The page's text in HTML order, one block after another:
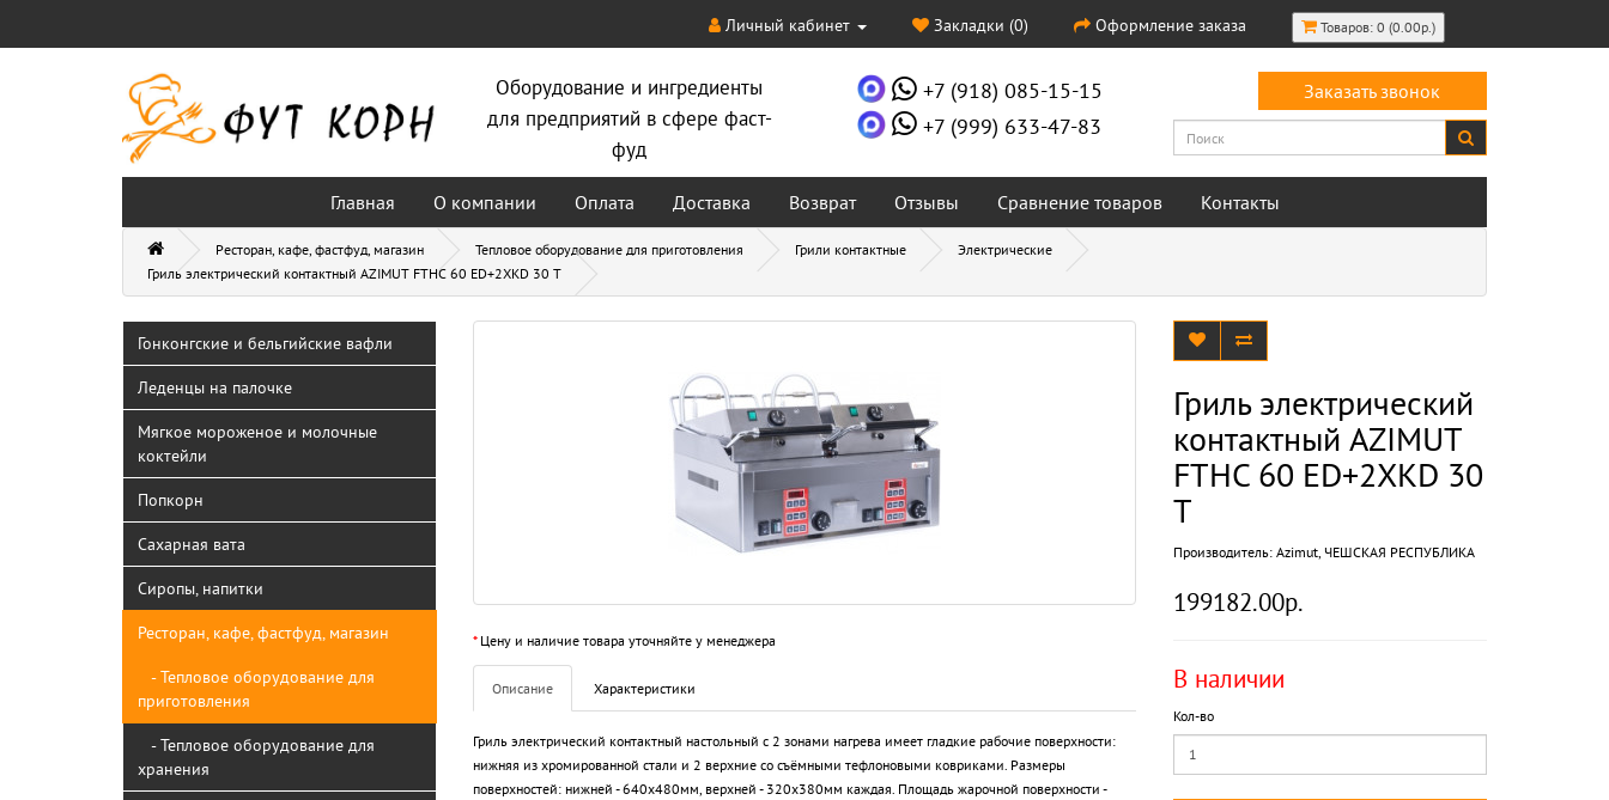
Личный кабинет Закладки (0) Оформление заказа Товаров: 0 (0.00р.)
Оборудование и ингредиенты
для предприятий в сфере фаст-
фуд
+7 (918) 085-15-15
+7 (999) 633-47-83
Заказать звонок
Главная О компании Оплата Доставка Возврат Отзывы Сравнение товаров Контакты
Ресторан, кафе, фастфуд, магазин Тепловое оборудование для приготовления Грили контактные
Электрические
Гриль электрический контактный AZIMUT FTHC 60 ED+2XKD 30 T
Гонконгские и бельгийские вафли
Леденцы на палочке
Мягкое мороженое и молочные
коктейли
Попкорн
Сахарная вата
Сиропы, напитки
Ресторан, кафе, фастфуд, магазин
- Тепловое оборудование для
приготовления
- Тепловое оборудование для
хранения
*Цену и наличие товара уточняйте у менеджера
Гриль электрический
контактный AZIMUT
FTHC 60 ED+2XKD 30
T
Производитель: Azimut, ЧЕШСКАЯ РЕСПУБЛИКА
199182.00р.
В наличии
Кол-во
Описание Характеристики
Гриль электрический контактный настольный с 2 зонами нагрева имеет гладкие рабочие поверхности:
нижняя из хромированной стали и 2 верхние со съёмными тефлоновыми ковриками. Размеры
поверхностей: нижней - 640х480мм, верхней - 320х380мм каждая. Площадь жарочной поверхности -